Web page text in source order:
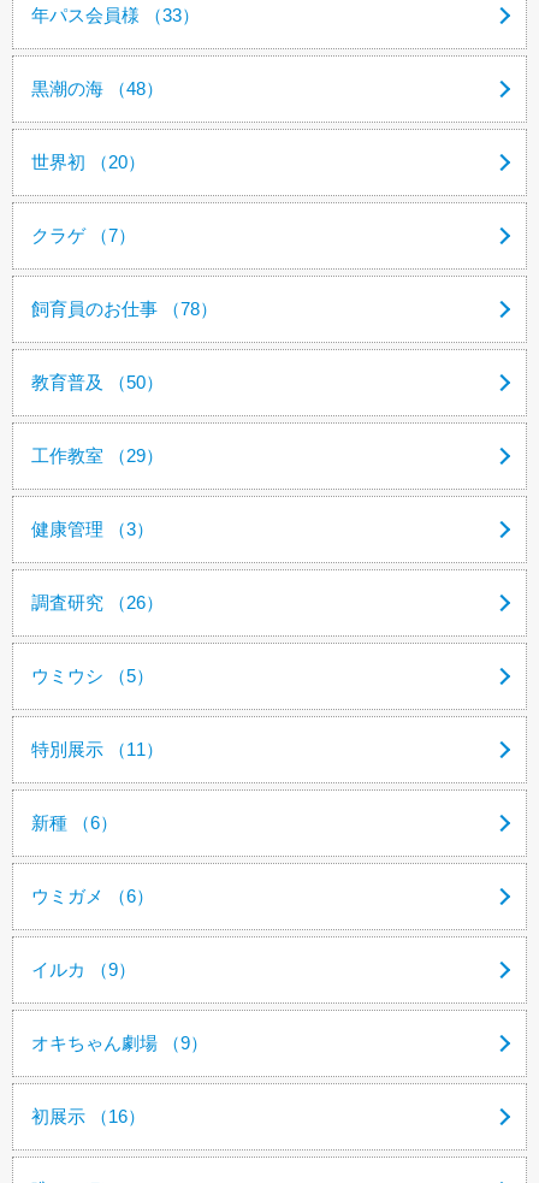
年パス会員様 （33）
黒潮の海 （48）
世界初 （20）
クラゲ （7）
飼育員のお仕事 （78）
教育普及 （50）
工作教室 （29）
健康管理 （3）
調査研究 （26）
ウミウシ （5）
特別展示 （11）
新種 （6）
ウミガメ （6）
イルカ （9）
オキちゃん劇場 （9）
初展示 （16）